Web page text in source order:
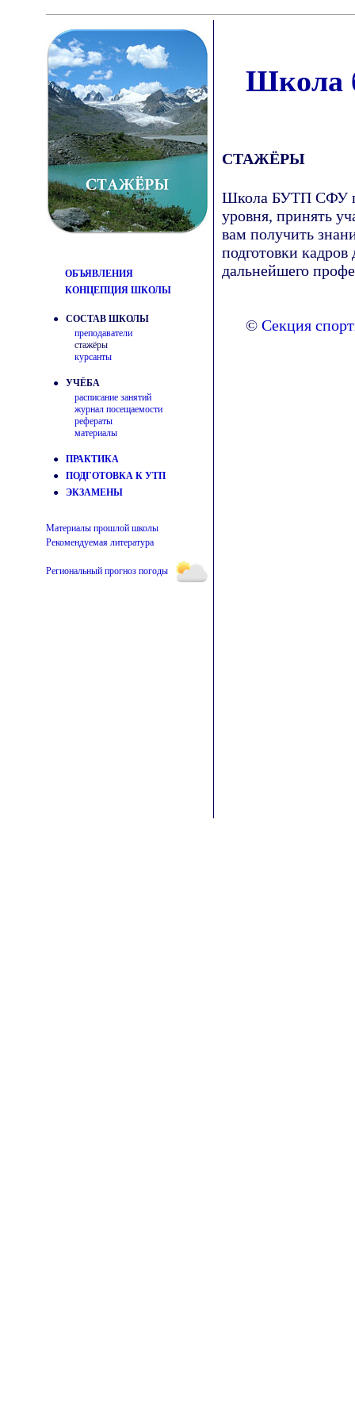
Школа
СТАЖЁРЫ
Школа БУТП СФУ
уровня, принять
вам получить
подготовки
дальнейшего
© Секция
ОБЪЯВЛЕНИЯ
КОНЦЕПЦИЯ ШКОЛЫ
● СОСТАВ ШКОЛЫ
преподаватели
стажёры
курсанты
● УЧЁБА
расписание занятий
журнал посещаемости
рефераты
материалы
● ПРАКТИКА
● ПОДГОТОВКА К УТП
● ЭКЗАМЕНЫ
Материалы прошлой школы
Рекомендуемая литература
Региональный прогноз погоды